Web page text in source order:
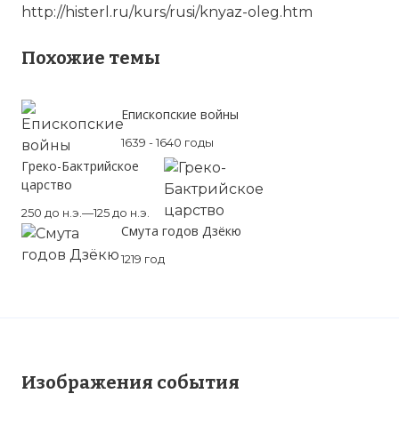
http://histerl.ru/kurs/rusi/knyaz-oleg.htm
Похожие темы
Епископские войны
1639 - 1640 годы
Греко-Бактрийское
царство
250 до н.э.—125 до н.э.
Смута годов Дзёкю
1219 год
Изображения события